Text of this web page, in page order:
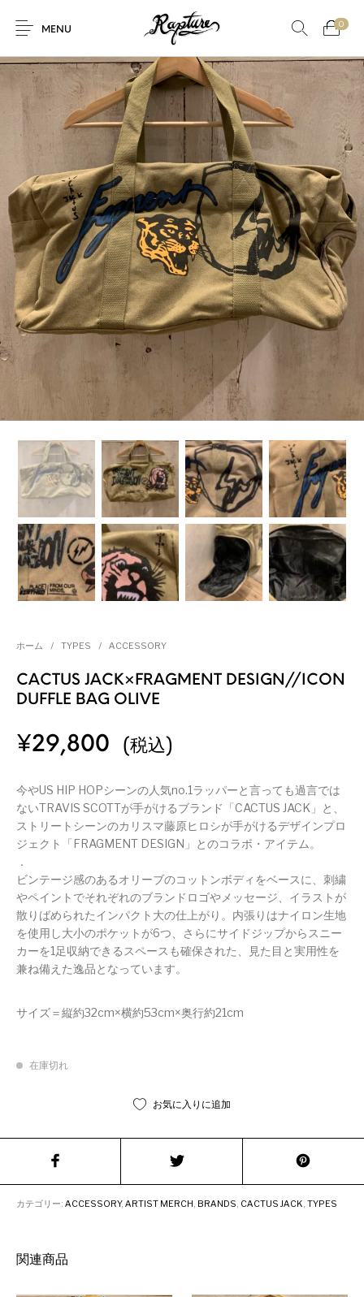
MENU
0
ホーム / TYPES / ACCESSORY
CACTUS JACK×FRAGMENT DESIGN//ICON
DUFFLE BAG OLIVE
¥29,800 (税込)
今やUS HIP HOPシーンの人気no.1ラッパーと言っても過言では
ないTRAVIS SCOTTが手がけるブランド「CACTUS JACK」と、
ストリートシーンのカリスマ藤原ヒロシが手がけるデザインプロ
ジェクト「FRAGMENT DESIGN」とのコラボ・アイテム。
．
ビンテージ感のあるオリーブのコットンボディをベースに、刺繍
やペイントでそれぞれのブランドロゴやメッセージ、イラストが
散りばめられたインパクト大の仕上がり。内張りはナイロン生地
を使用し大小のポケットが6つ、さらにサイドジップからスニー
カーを1足収納できるスペースも確保された、見た目と実用性を
兼ね備えた逸品となっています。
サイズ＝縦約32cm×横約53cm×奥行約21cm
在庫切れ
お気に入りに追加
カテゴリー:ACCESSORY,ARTIST MERCH BRANDS CACTUS JACK ,TYPES
関連商品